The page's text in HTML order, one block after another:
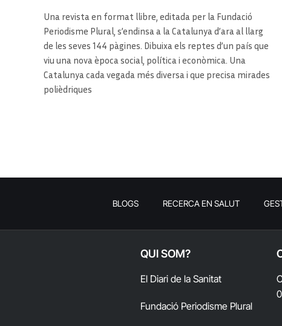
Una revista en format llibre, editada per la Fundació
Periodisme Plural, s’endinsa a la Catalunya d’ara al llarg
de les seves 144 pàgines. Dibuixa els reptes d’un país que
viu una nova època social, política i econòmica. Una
Catalunya cada vegada més diversa i que precisa mirades
polièdriques
BLOGS RECERCA EN SALUT
QUI SOM?
El Diari de la Sanitat
Fundació Periodisme Plural